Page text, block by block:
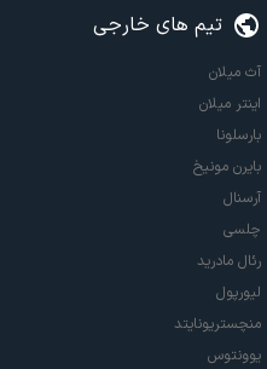
تیم های خارجی
آث میلان
اینتر میلان
بارسلونا
بایرن مونیخ
آرسنال
چلسی
رئال مادرید
لیورپول
منچستریونایتد
یوونتوس